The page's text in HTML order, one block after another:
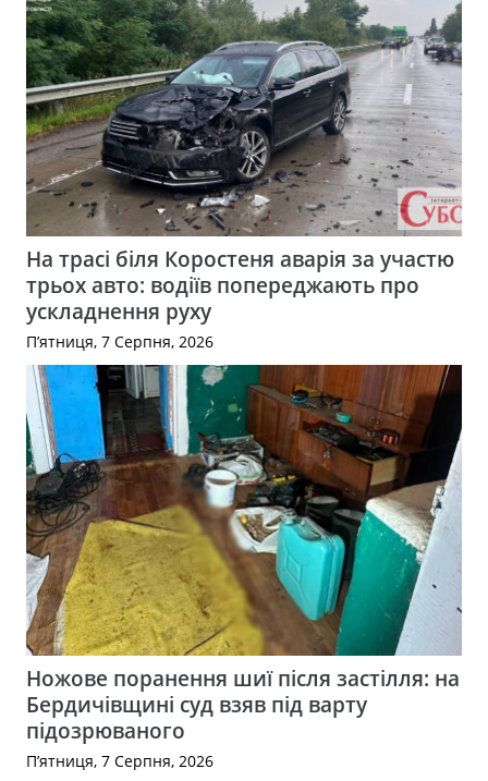
На трасі біля Коростеня аварія за участю
трьох авто: водіїв попереджають про
ускладнення руху
П’ятниця, 7 Серпня, 2026
Ножове поранення шиї після застілля: на
Бердичівщині суд взяв під варту
підозрюваного
П’ятниця, 7 Серпня, 2026